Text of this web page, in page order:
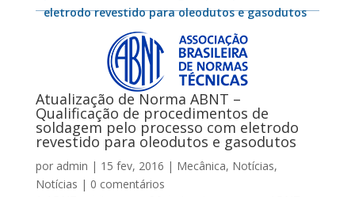
eletrodo revestido para oleodutos e gasodutos
Atualização de Norma ABNT –
Qualificação de procedimentos de
soldagem pelo processo com eletrodo
revestido para oleodutos e gasodutos
por admin | 15 fev, 2016 | Mecânica, Notícias,
Notícias | 0 comentários